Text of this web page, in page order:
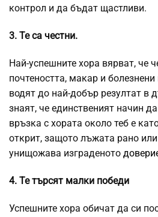
контрол и да бъдат щастливи.
3. Те са честни.
Най-успешните хора вярват, че
почтеността, макар и
водят до най-добър резултат в
знаят, че единственият начин
връзка с хората около теб е
открит, защото лъжата рано
унищожава изграденото
4. Те търсят малки победи
Успешните хора обичат да си